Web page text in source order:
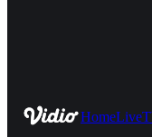
HomeLive